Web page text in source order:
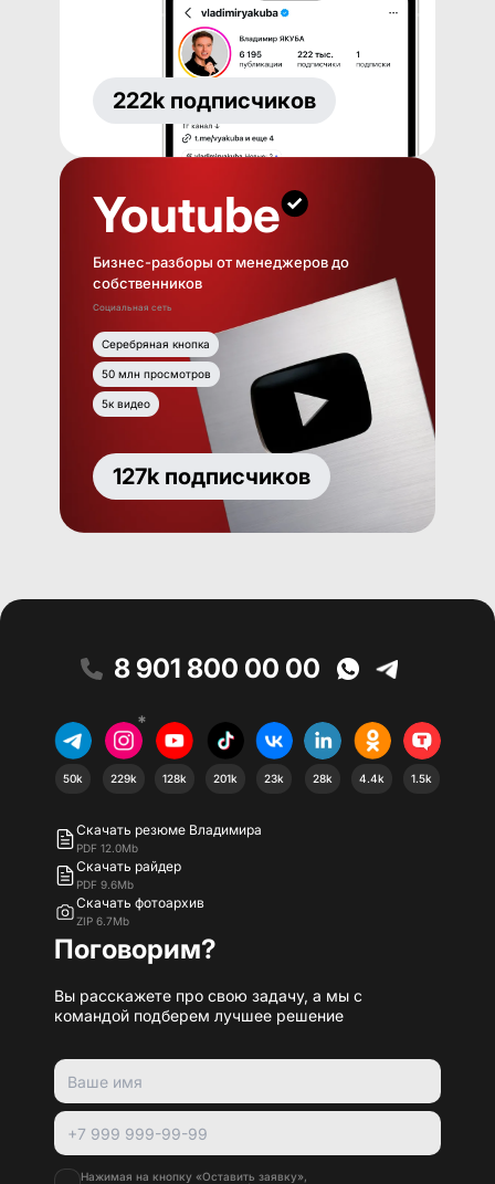
222k подписчиков
Youtube
Бизнес-разборы от менеджеров до
собственников
Социальная сеть
Серебряная кнопка
50 млн просмотров
5к видео
127k подписчиков
8 901 800 00 00
50k
*
229k 128k 201k 23k 28k 4.4k 1.5k
Скачать резюме Владимира
PDF 12.0Mb
Скачать райдер
PDF 9.6Mb
Скачать фотоархив
ZIP 6.7Mb
Поговорим?
Вы расскажете про свою задачу, а мы с
командой подберем лучшее решение
Нажимая на кнопку «Оставить заявку»,